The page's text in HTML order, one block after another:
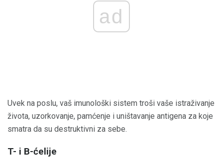
ad
Uvek na poslu, vaš imunološki sistem troši vaše istraživanje
života, uzorkovanje, pamćenje i uništavanje antigena za koje
smatra da su destruktivni za sebe.
T- i B-ćelije